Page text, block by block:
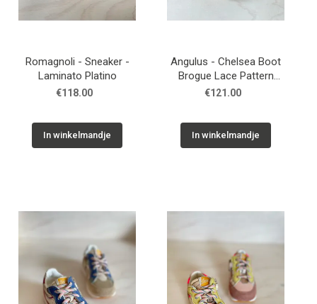
Romagnoli - Sneaker -
Laminato Platino
€118.00
In winkelmandje
Angulus - Chelsea Boot
Brogue Lace Pattern
Elastic - Dusty Mauve
€121.00
In winkelmandje